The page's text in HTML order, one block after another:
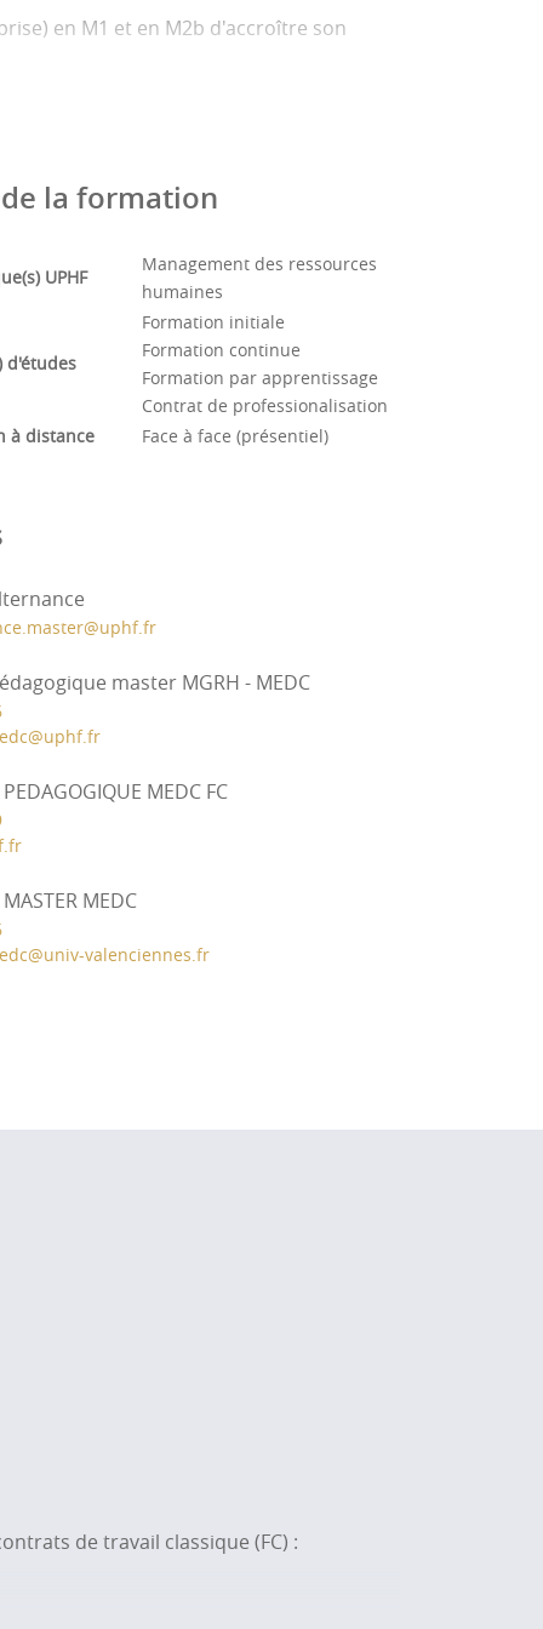
en M1 et en M2b d'accroître son
forte présence d'intervenants
la formation
UPHF
Management des ressources
humaines
d'études
Formation initiale
Formation continue
Formation par apprentissage
Contrat de professionalisation
à distance
Face à face (présentiel)
@uphf.fr
master MGRH - MEDC
@uphf.fr
PEDAGOGIQUE MEDC FC
MASTER MEDC
@univ-valenciennes.fr
de travail classique (FC) :